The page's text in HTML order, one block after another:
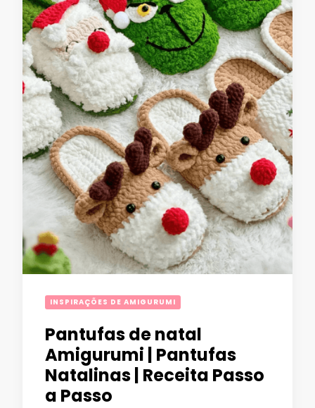
INSPIRAÇÕES DE AMIGURUMI
Pantufas de natal
Amigurumi | Pantufas
Natalinas | Receita Passo
a Passo